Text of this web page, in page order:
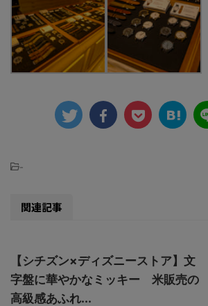
-
関連記事
【シチズン×ディズニーストア】文
字盤に華やかなミッキー 米販売の
高級感あふれ...